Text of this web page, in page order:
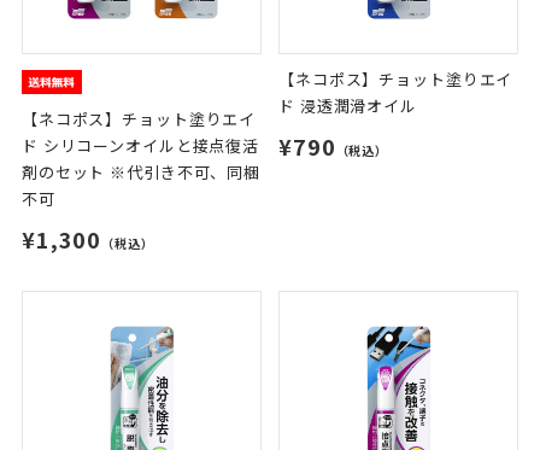
【ネコポス】チョット塗りエイ
ド シリコーンオイルと接点復活
剤のセット ※代引き不可、同梱
不可
¥1,300 （税込）
【ネコポス】チョット塗りエイ
ド 浸透潤滑オイル
¥790 （税込）